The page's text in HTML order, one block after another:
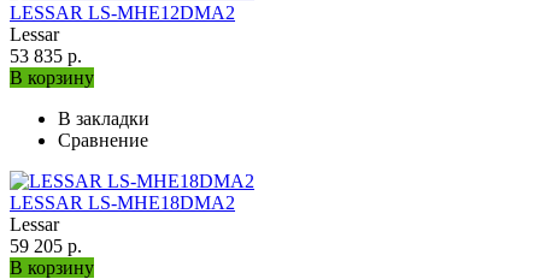
LESSAR LS-MHE12DMA2
Lessar
53 835 р.
В корзину
В закладки
Сравнение
LESSAR LS-MHE18DMA2
Lessar
59 205 р.
В корзину